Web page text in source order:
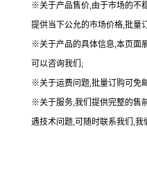
※关于产品售价,由于市场的不
提供当下公允的市场价格,批量
※关于产品的具体信息,本页面
可以咨询我们;
※关于运费问题,批量订购可免
※关于服务,我们提供完整的售
遇技术问题,可随时联系我们,我